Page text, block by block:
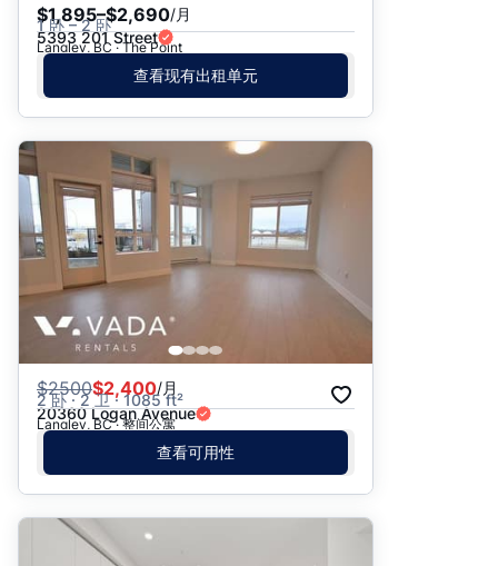
$1,895–$2,690/月
1 卧 – 2 卧
5393 201 Street
Langley, BC · The Point
查看现有出租单元
$2500$2,400/月
2 卧 · 2 卫 · 1085 ft²
20360 Logan Avenue
Langley, BC · 整间公寓
查看可用性